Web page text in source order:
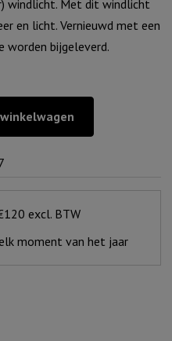
windlicht. Met dit windlicht
en licht. Vernieuwd met een
worden bijgeleverd.
excl. BTW
moment van het jaar